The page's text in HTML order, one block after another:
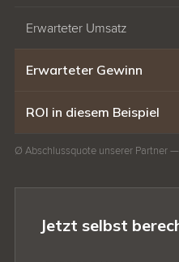
Erwarteter Umsatz
Erwarteter Gewinn
ROI in diesem Beispiel
Ø Abschlussquote unserer Partner
Jetzt selbst